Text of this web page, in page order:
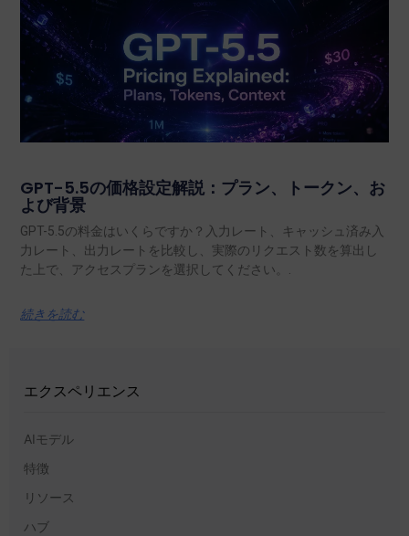
GPT-5.5の価格設定解説：プラン、トークン、お
よび背景
GPT-5.5の料金はいくらですか？入力レート、キャッシュ済み入
力レート、出力レートを比較し、実際のリクエスト数を算出し
た上で、アクセスプランを選択してください。.
続きを読む
エクスペリエンス
AIモデル
特徴
リソース
ハブ